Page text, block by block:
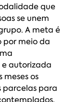
que
se unem
A meta é
por meio da
autorizada
meses os
parcelas para